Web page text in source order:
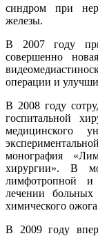
синдром при
железы.
В 2007 году при
совершенно
операции и
В 2008 году
госпитальной
медицинского
монография
хирургии». В
лимфотропной и
лечении
химического
В 2009 году